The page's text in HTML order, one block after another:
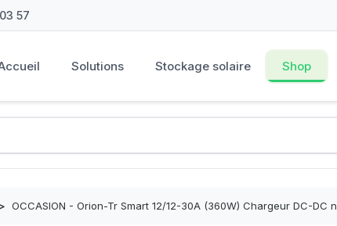
57
Solutions Stockage solaire Shop
> OCCASION - Orion-Tr Smart 12/12-30A (360W) Chargeur DC-DC